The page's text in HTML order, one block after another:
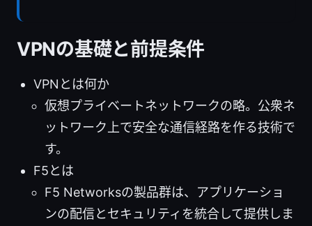
VPNの基礎と前提条件
VPNとは何か
仮想プライベートネットワークの略。公衆ネ
ットワーク上で安全な通信経路を作る技術で
す。
F5とは
F5 Networksの製品群は、アプリケーショ
ンの配信とセキュリティを統合して提供しま